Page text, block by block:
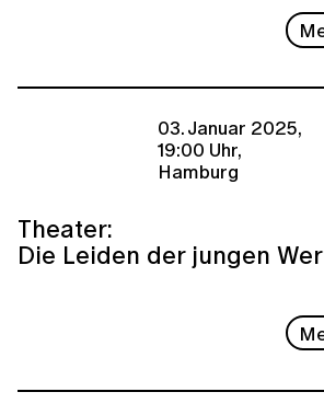
03. Januar 2025,
19:00 Uhr,
Hamburg
Theater:
Die Leiden der jungen